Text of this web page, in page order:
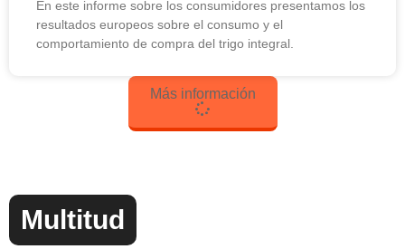
En este informe sobre los consumidores presentamos los
resultados europeos sobre el consumo y el
comportamiento de compra del trigo integral.
Más información
Multitud